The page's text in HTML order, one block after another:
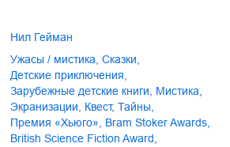
Нил Гейман
ужасы / мистика сказки
детские приключения
зарубежные детские книги
мистика
экранизации
квест, тайны
премия «Хьюго»
Bram Stoker Awards
British Science Fiction Award